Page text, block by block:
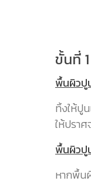
ขั้นที่
พื้นผิวปู
ทิ้งให้ปู
ให้ปรา
พื้นผิวปู
หากพื้น